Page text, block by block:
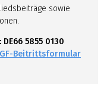
sowie
DE66 5855 0130
Beitrittsformular